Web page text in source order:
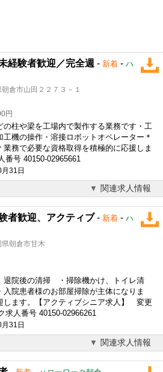
経験者歓迎／完全週 - 新着 - ハ
倉市山田２２７３－１
円
の柱や梁を工場内で製作する業務です・工
機の操作・溶接ロボットオペレーター＊
務で必要な資格取得を積極的に応援しま
号 40150-02965661
31日
関連求人情報
者歓迎、アクティブ- 新着 - ハ
朝倉市甘木
退院後の清掃 ・掃除機かけ、トイレ清
院患者様のお部屋掃除が主体になりま
します。【アクティブシニア求人】 変更
人番号 40150-02966261
31日
関連求人情報